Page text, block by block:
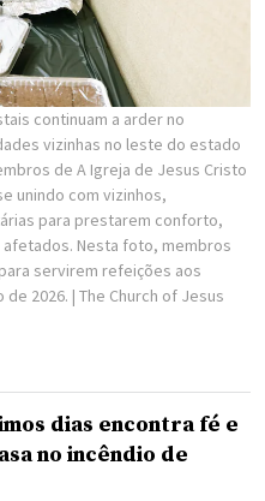
continuam a arder no
vizinhas no leste do estado
de A Igreja de Jesus Cristo
unindo com vizinhos,
para prestarem conforto,
Nesta foto, membros
servirem refeições aos
de 2026. | The Church of Jesus
dias encontra fé e
no incêndio de